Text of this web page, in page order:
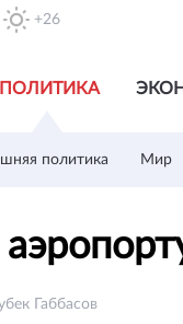
+26
ПОЛИТИКА
политика Мир
Габбасов